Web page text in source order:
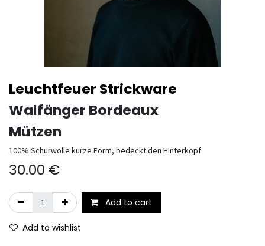
Leuchtfeuer Strickware
Walfänger Bordeaux
Mützen
100% Schurwolle kurze Form, bedeckt den Hinterkopf
30.00 €
Add to cart
Add to wishlist